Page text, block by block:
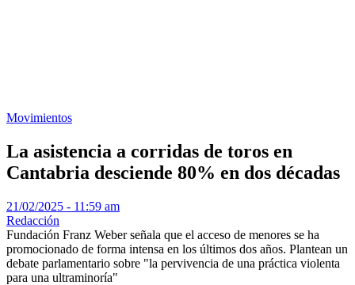
Movimientos
La asistencia a corridas de toros en
Cantabria desciende 80% en dos décadas
21/02/2025 - 11:59 am
Redacción
Fundación Franz Weber señala que el acceso de menores se ha
promocionado de forma intensa en los últimos dos años. Plantean un
debate parlamentario sobre "la pervivencia de una práctica violenta
para una ultraminoría"